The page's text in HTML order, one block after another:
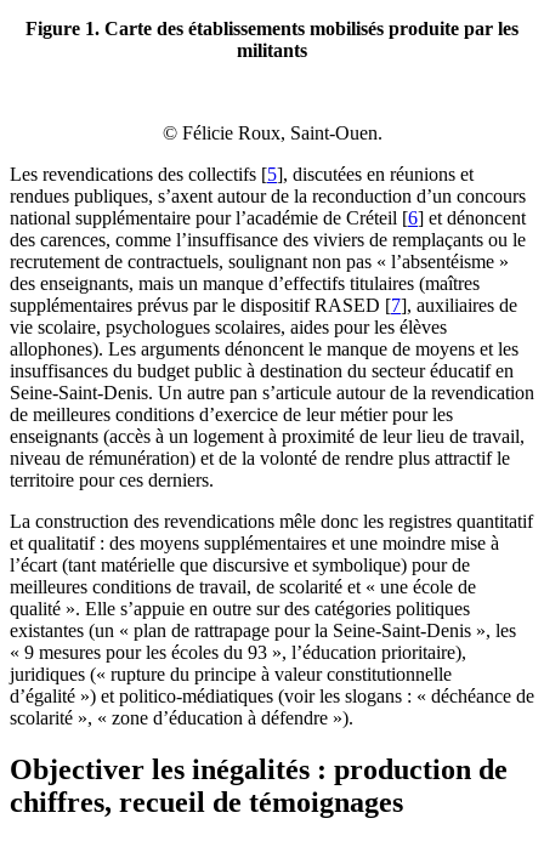
Figure 1. Carte des établissements mobilisés produite par les
militants
© Félicie Roux, Saint-Ouen.
Les revendications des collectifs [5], discutées en réunions et
rendues publiques, s’axent autour de la reconduction d’un concours
national supplémentaire pour l’académie de Créteil [6] et dénoncent
des carences, comme l’insuffisance des viviers de remplaçants ou le
recrutement de contractuels, soulignant non pas « l’absentéisme »
des enseignants, mais un manque d’effectifs titulaires (maîtres
supplémentaires prévus par le dispositif RASED [7], auxiliaires de
vie scolaire, psychologues scolaires, aides pour les élèves
allophones). Les arguments dénoncent le manque de moyens et les
insuffisances du budget public à destination du secteur éducatif en
Seine-Saint-Denis. Un autre pan s’articule autour de la revendication
de meilleures conditions d’exercice de leur métier pour les
enseignants (accès à un logement à proximité de leur lieu de travail,
niveau de rémunération) et de la volonté de rendre plus attractif le
territoire pour ces derniers.
La construction des revendications mêle donc les registres quantitatif
et qualitatif : des moyens supplémentaires et une moindre mise à
l’écart (tant matérielle que discursive et symbolique) pour de
meilleures conditions de travail, de scolarité et « une école de
qualité ». Elle s’appuie en outre sur des catégories politiques
existantes (un « plan de rattrapage pour la Seine-Saint-Denis », les
« 9 mesures pour les écoles du 93 », l’éducation prioritaire),
juridiques (« rupture du principe à valeur constitutionnelle
d’égalité ») et politico-médiatiques (voir les slogans : « déchéance de
scolarité », « zone d’éducation à défendre »).
Objectiver les inégalités : production de
chiffres, recueil de témoignages